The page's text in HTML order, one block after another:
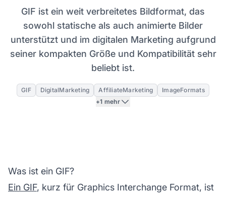
GIF ist ein weit verbreitetes Bildformat, das
sowohl statische als auch animierte Bilder
unterstützt und im digitalen Marketing aufgrund
seiner kompakten Größe und Kompatibilität sehr
beliebt ist.
GIF DigitalMarketing AffiliateMarketing
ImageFormats
+1 mehr
Was ist ein GIF?
Ein GIF, kurz für Graphics Interchange Format, ist